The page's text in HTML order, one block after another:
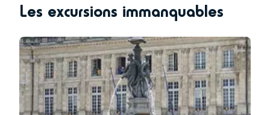
Les excursions immanquables